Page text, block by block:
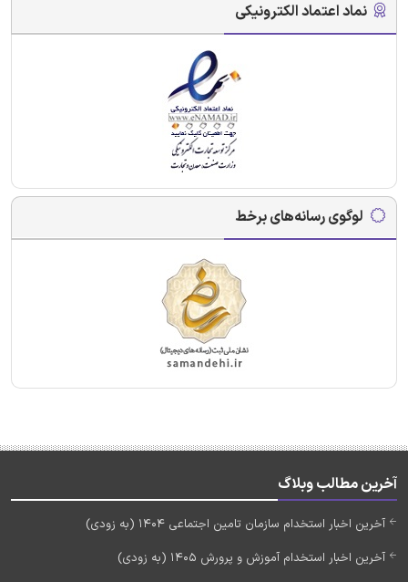
نماد اعتماد الکترونیکی
لوگوی رسانه‌های برخط
آخرین مطالب وبلاگ
آخرین اخبار استخدام سازمان تامین اجتماعی 1404 (به زودی)
آخرین اخبار استخدام آموزش و پرورش 1405 (به زودی)